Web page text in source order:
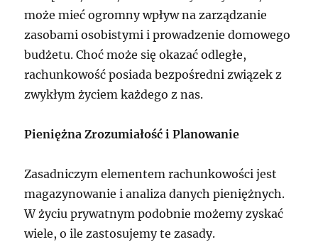
może mieć ogromny wpływ na zarządzanie
zasobami osobistymi i prowadzenie domowego
budżetu. Choć może się okazać odległe,
rachunkowość posiada bezpośredni związek z
zwykłym życiem każdego z nas.
Pieniężna Zrozumiałość i Planowanie
Zasadniczym elementem rachunkowości jest
magazynowanie i analiza danych pieniężnych.
W życiu prywatnym podobnie możemy zyskać
wiele, o ile zastosujemy te zasady.